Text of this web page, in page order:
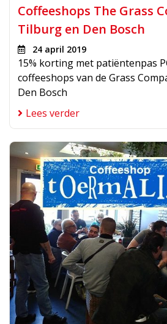
Coffeeshops The Grass
Tilburg en Den Bosch
24 april 2019
15% korting met patiëntenpas
coffeeshops van de Grass
Den Bosch
Lees verder